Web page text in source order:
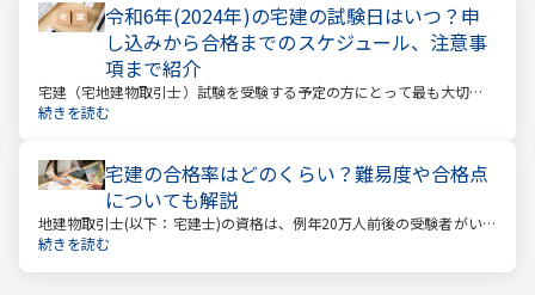
令和6年(2024年)の宅建の試験日はいつ？申
し込みから合格までのスケジュール、注意事
項まで紹介
宅建（宅地建物取引士）試験を受験する予定の方にとって最も大切な
情報は「試験日」です。いつから勉強を始めるか、もう始めているな
続きを読む
宅建の合格率はどのくらい？難易度や合格点
についても解説
地建物取引士(以下：宅建士)の資格は、例年20万人前後の受験者がいる
人気資格。 その試験の合格率は15～18%程度であり、過去10年の平均
続きを読む